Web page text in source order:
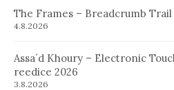
The Frames – Breadcrumb Trail
4.8.2026
Assa´d Khoury – Electronic
reedice 2026
3.8.2026